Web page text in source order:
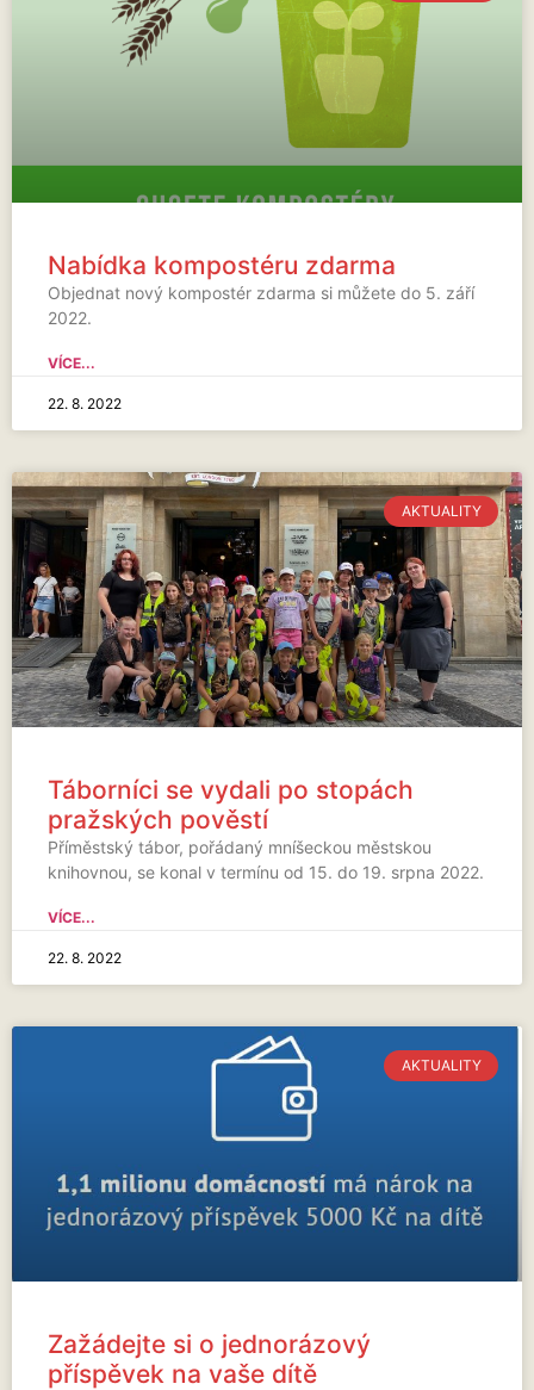
Nabídka kompostéru zdarma
Objednat nový kompostér zdarma si můžete do 5. září
2022.
VÍCE...
22. 8. 2022
AKTUALITY
Táborníci se vydali po stopách
pražských pověstí
Příměstský tábor, pořádaný mníšeckou městskou
knihovnou, se konal v termínu od 15. do 19. srpna 2022.
VÍCE...
22. 8. 2022
AKTUALITY
Zažádejte si o jednorázový
příspěvek na vaše dítě